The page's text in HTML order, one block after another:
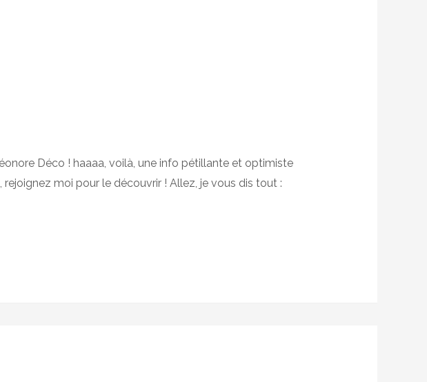
Déco ! haaaa, voilà, une info pétillante et optimiste
moi pour le découvrir ! Allez, je vous dis tout :